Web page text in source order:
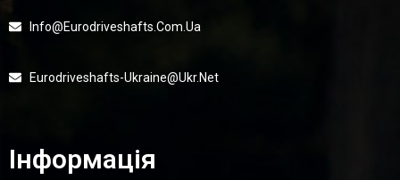
Info@eurodriveshafts.com.ua
Eurodriveshafts-Ukraine@ukr.net
Інформація